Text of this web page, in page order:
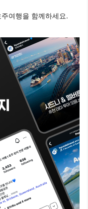
여행을 함께하세요.